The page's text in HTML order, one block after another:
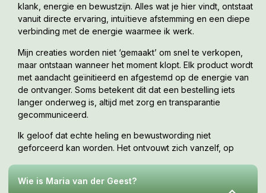
klank, energie en bewustzijn. Alles wat je hier vindt, ontstaat
vanuit directe ervaring, intuïtieve afstemming en een diepe
verbinding met de energie waarmee ik werk.
Mijn creaties worden niet ‘gemaakt’ om snel te verkopen,
maar ontstaan wanneer het moment klopt. Elk product wordt
met aandacht geïnitieerd en afgestemd op de energie van
de ontvanger. Soms betekent dit dat een bestelling iets
langer onderweg is, altijd met zorg en transparantie
gecommuniceerd.
Ik geloof dat echte heling en bewustwording niet
geforceerd kan worden. Het ontvouwt zich vanzelf, op
Wie is Maria van der Geest?